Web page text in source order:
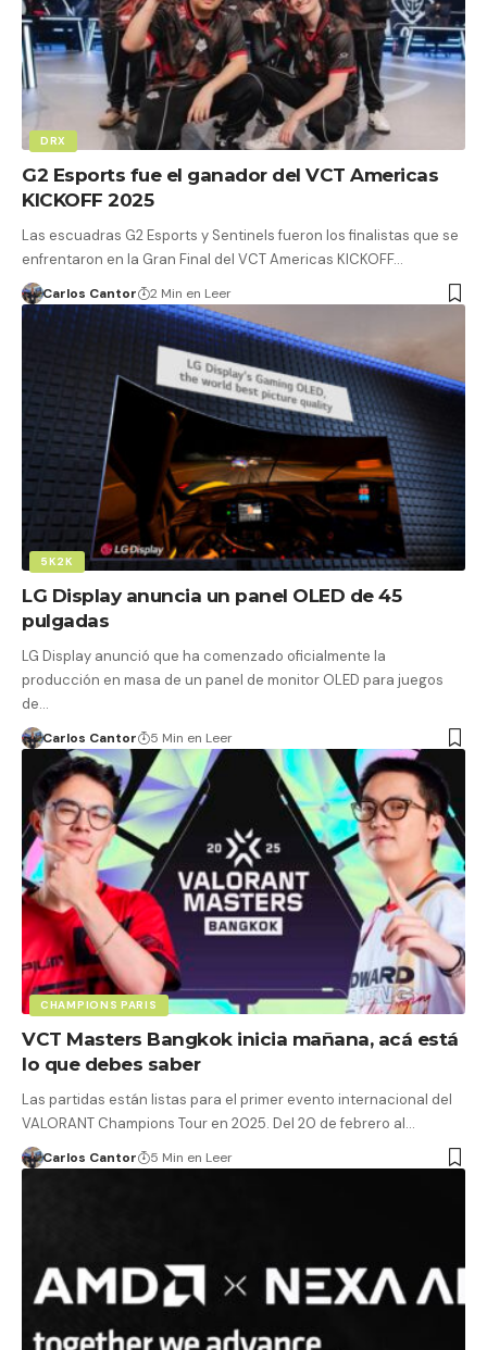
DRX
G2 Esports fue el ganador del VCT Americas
KICKOFF 2025
Las escuadras G2 Esports y Sentinels fueron los finalistas que se
enfrentaron en la Gran Final del VCT Americas KICKOFF…
Carlos Cantor 2 Min en Leer
5K2K
LG Display anuncia un panel OLED de 45
pulgadas
LG Display anunció que ha comenzado oficialmente la
producción en masa de un panel de monitor OLED para juegos
de…
Carlos Cantor 5 Min en Leer
CHAMPIONS PARIS
VCT Masters Bangkok inicia mañana, acá está
lo que debes saber
Las partidas están listas para el primer evento internacional del
VALORANT Champions Tour en 2025. Del 20 de febrero al…
Carlos Cantor 5 Min en Leer